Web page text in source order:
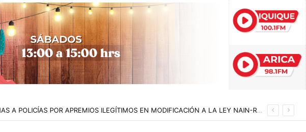
BANCADA COMUNISTA BUSCA ELEVAR A TRES AÑOS DE CÁRCEL LAS PENAS A POLICÍAS POR APREMIOS ILEGÍTIMOS EN MODIFICACIÓN A LA LEY NAIN-RETAMAL